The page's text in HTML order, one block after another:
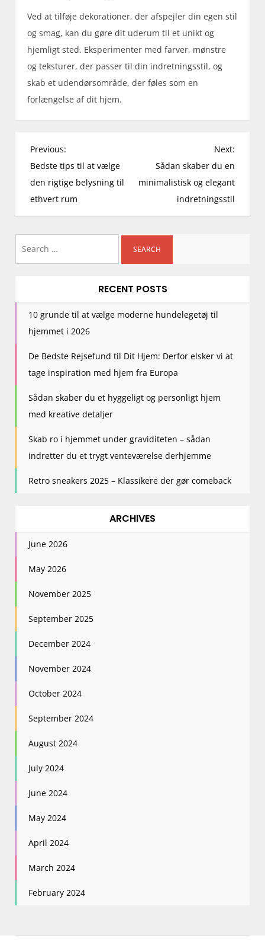
Ved at tilføje dekorationer, der afspejler din egen stil
og smag, kan du gøre dit uderum til et unikt og
hjemligt sted. Eksperimenter med farver, mønstre
og teksturer, der passer til din indretningsstil, og
skab et udendørsområde, der føles som en
forlængelse af dit hjem.
P
o
s
t
n
v
i
t
i
o
n
Previous:
Bedste tips til at vælge
den rigtige belysning til
ethvert rum
Next:
Sådan skaber du en
minimalistisk og elegant
indretningsstil
RECENT POSTS
10 grunde til at vælge moderne hundelegetøj til
hjemmet i 2026
De Bedste Rejsefund til Dit Hjem: Derfor elsker vi at
tage inspiration med hjem fra Europa
Sådan skaber du et hyggeligt og personligt hjem
med kreative detaljer
Skab ro i hjemmet under graviditeten – sådan
indretter du et trygt venteværelse derhjemme
Retro sneakers 2025 – Klassikere der gør comeback
ARCHIVES
June 2026
May 2026
November 2025
September 2025
December 2024
November 2024
October 2024
September 2024
August 2024
July 2024
June 2024
May 2024
April 2024
March 2024
February 2024